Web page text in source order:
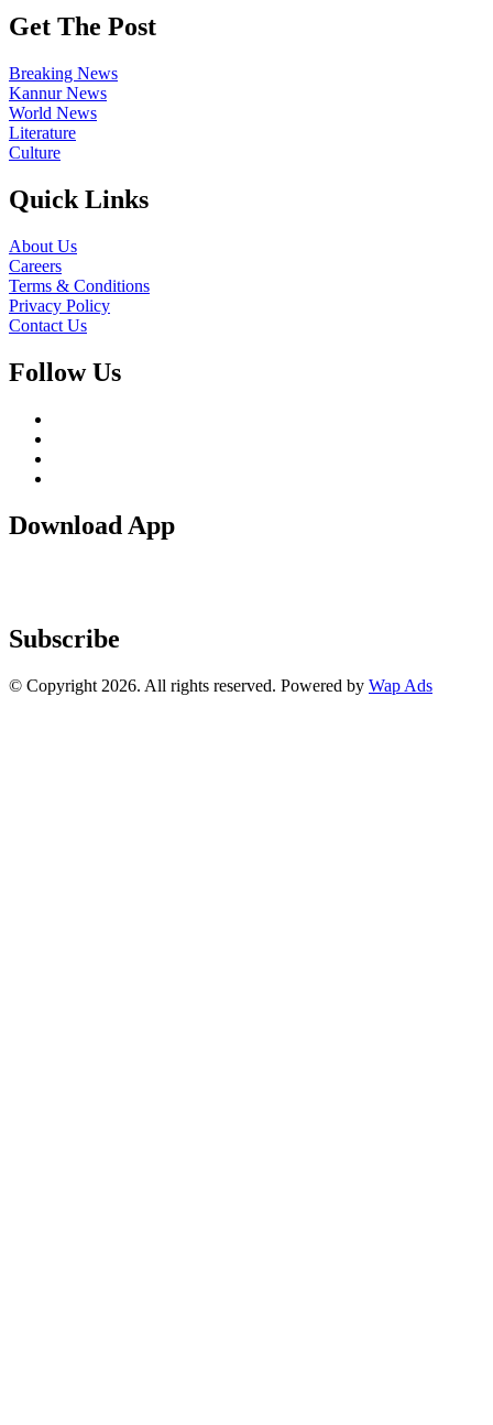
Get The Post
Breaking News
Kannur News
World News
Literature
Culture
Quick Links
About Us
Careers
Terms & Conditions
Privacy Policy
Contact Us
Follow Us
Download App
Subscribe
© Copyright 2026. All rights reserved. Powered by Wap Ads